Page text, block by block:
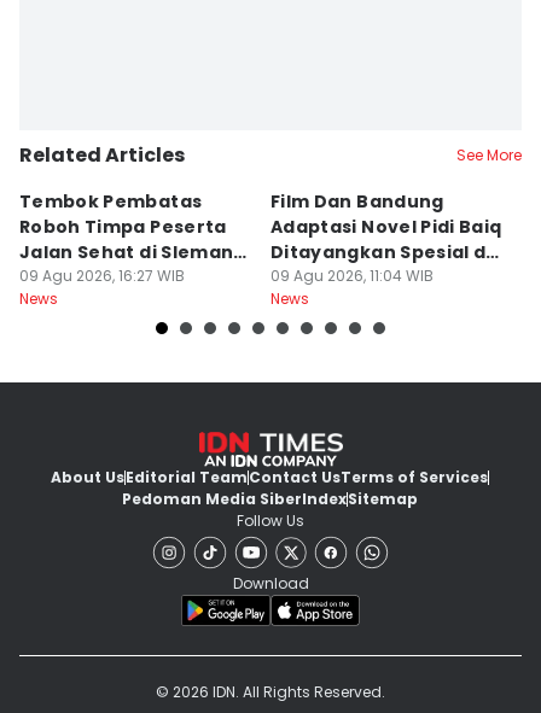
Related Articles See More
Tembok Pembatas
Roboh Timpa Peserta
Jalan Sehat di Sleman,
10 Orang Luka
09 Agu 2026, 16:27 WIB
News
Film Dan Bandung
Adaptasi Novel Pidi Baiq
Ditayangkan Spesial di
Jogja
09 Agu 2026, 11:04 WIB
News
About UsEditorial TeamContact UsTerms of Services
Pedoman Media SiberIndexSitemap
Follow Us
Download
© 2026 IDN. All Rights Reserved.